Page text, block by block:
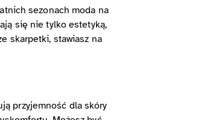
sezonach moda na
się nie tylko estetyką,
skarpetki, stawiasz na
przyjemność dla skóry